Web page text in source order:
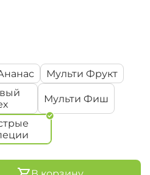
Мульти Фрукт
Мульти Фиш